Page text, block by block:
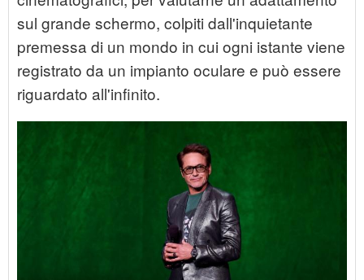
sul grande schermo, colpiti dall'inquietante
premessa di un mondo in cui ogni istante viene
registrato da un impianto oculare e può essere
riguardato all'infinito.